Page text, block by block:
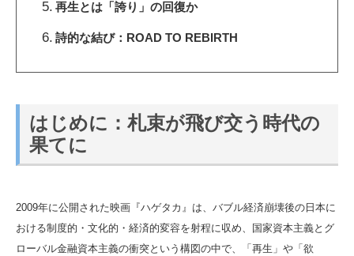
再生とは「誇り」の回復か
詩的な結び：ROAD TO REBIRTH
はじめに：札束が飛び交う時代の
果てに
2009年に公開された映画『ハゲタカ』は、バブル経済崩壊後の日本に
おける制度的・文化的・経済的変容を射程に収め、国家資本主義とグ
ローバル金融資本主義の衝突という構図の中で、「再生」や「欲